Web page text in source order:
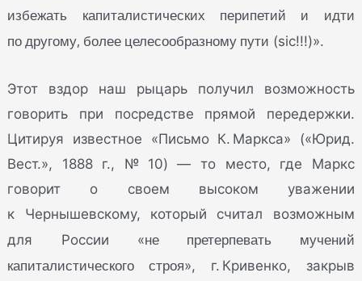
избежать капиталистических перипетий и идти
по другому, более целесообразному пути (sic!!!)».
Этот вздор наш рыцарь получил возможность
говорить при посредстве прямой передержки.
Цитируя известное «Письмо К. Маркса» («Юрид.
Вест.», 1888 г., № 10) — то место, где Маркс
говорит о своем высоком уважении
к Чернышевскому, который считал возможным
для России «не претерпевать мучений
капиталистического строя», г. Кривенко, закрыв